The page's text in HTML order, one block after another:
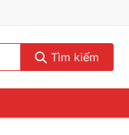
Tìm kiếm